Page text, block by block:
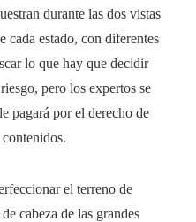
durante las dos vistas
cada estado, con diferentes
lo que hay que decidir
pero los expertos se
pagará por el derecho de
el terreno de
cabeza de las grandes